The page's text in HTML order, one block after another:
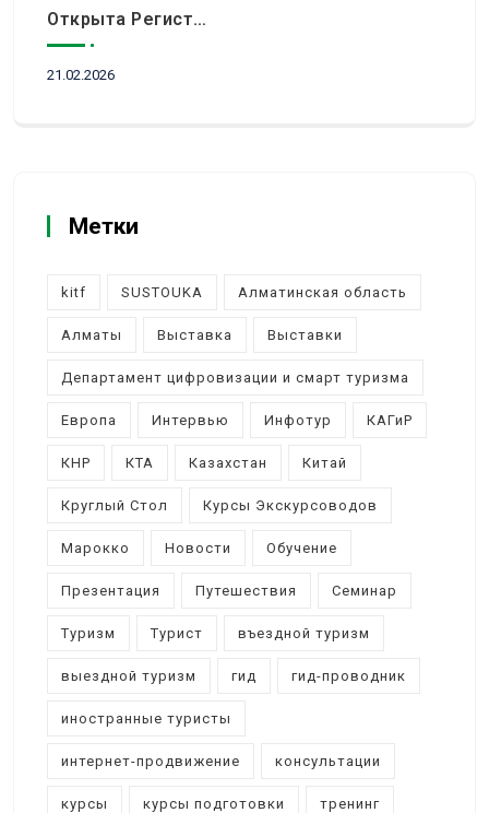
Открыта Регистрация Посетителей На KITF 2026 — Ключевое Событие Туристической Отрасли Центральной Азии
21.02.2026
Метки
kitf SUSTOUKA Алматинская область
Алматы Выставка Выставки
Департамент цифровизации и смарт туризма
Европа Интервью Инфотур КАГиР
КНР КТА Казахстан Китай
Круглый Стол Курсы Экскурсоводов
Марокко Новости Обучение
Презентация Путешествия Семинар
Туризм Турист въездной туризм
выездной туризм гид гид-проводник
иностранные туристы
интернет-продвижение консультации
курсы курсы подготовки тренинг